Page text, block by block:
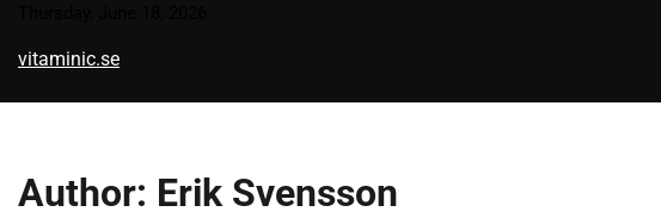
content
vitaminic.se
Author: Erik Svensson